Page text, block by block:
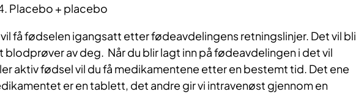
Placebo + placebo
vil få fødselen igangsatt etter fødeavdelingens retningslinjer. Det vil bli
blodprøver av deg. Når du blir lagt inn på fødeavdelingen i det vil
aktiv fødsel vil du få medikamentene etter en bestemt tid. Det ene
er en tablett, det andre gir vi intravenøst gjennom en